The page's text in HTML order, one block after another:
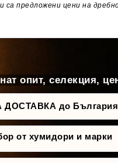
са предложени цени на
опит, селекция,
до България
от хумидори и марки